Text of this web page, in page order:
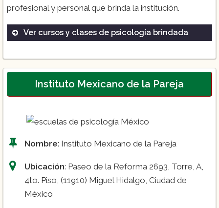
profesional y personal que brinda la institución.
Ver cursos y clases de psicología brindada
Psicología organizacional
Psicopedagogía
Psicología del deporte
Instituto Mexicano de la Pareja
Nombre: Instituto Mexicano de la Pareja
Ubicación: Paseo de la Reforma 2693, Torre, A,
4to. Piso, (11910) Miguel Hidalgo, Ciudad de
México